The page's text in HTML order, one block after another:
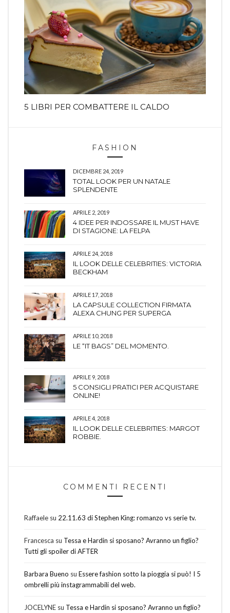
5 LIBRI PER COMBATTERE IL CALDO
FASHION
DICEMBRE 24, 2019
TOTAL LOOK PER UN NATALE
SPLENDENTE
APRILE 2, 2019
4 IDEE PER INDOSSARE IL MUST HAVE
DI STAGIONE: LA FELPA
APRILE 24, 2018
IL LOOK DELLE CELEBRITIES: VICTORIA
BECKHAM
APRILE 17, 2018
LA CAPSULE COLLECTION FIRMATA
ALEXA CHUNG PER SUPERGA
APRILE 10, 2018
LE “IT BAGS” DEL MOMENTO.
APRILE 9, 2018
5 CONSIGLI PRATICI PER ACQUISTARE
ONLINE!
APRILE 4, 2018
IL LOOK DELLE CELEBRITIES: MARGOT
ROBBIE.
COMMENTI RECENTI
Raffaele su 22.11.63 di Stephen King: romanzo vs serie tv.
Francesca su Tessa e Hardin si sposano? Avranno un figlio?
Tutti gli spoiler di AFTER
Barbara Bueno su Essere fashion sotto la pioggia si può! I 5
ombrelli più instagrammabili del web.
JOCELYNE su Tessa e Hardin si sposano? Avranno un figlio?